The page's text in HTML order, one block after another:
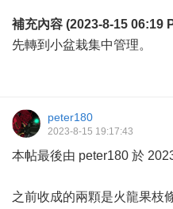
補充內容 (2023-8-15 06:19
先轉到小盆栽集中管理。
peter180
2023-8-15 19:17:43
本帖最後由 peter180 於
之前收成的兩顆是火龍果枝